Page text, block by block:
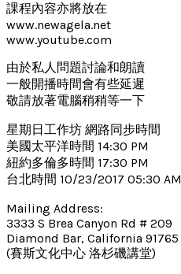
課程內容亦將放在
www.newagela.net
www.youtube.com
由於私人問題討論和朗讀
一般開播時間會有些延遲
敬請放著電腦稍稍等一下
星期日工作坊 網路同步時間
美國太平洋時間 14:30 PM
紐約多倫多時間 17:30 PM
台北時間 10/23/2017 05:30 AM
Mailing Address:
3333 S Brea Canyon Rd # 209
Diamond Bar, California 91765
(賽斯文化中心 洛杉磯講堂)